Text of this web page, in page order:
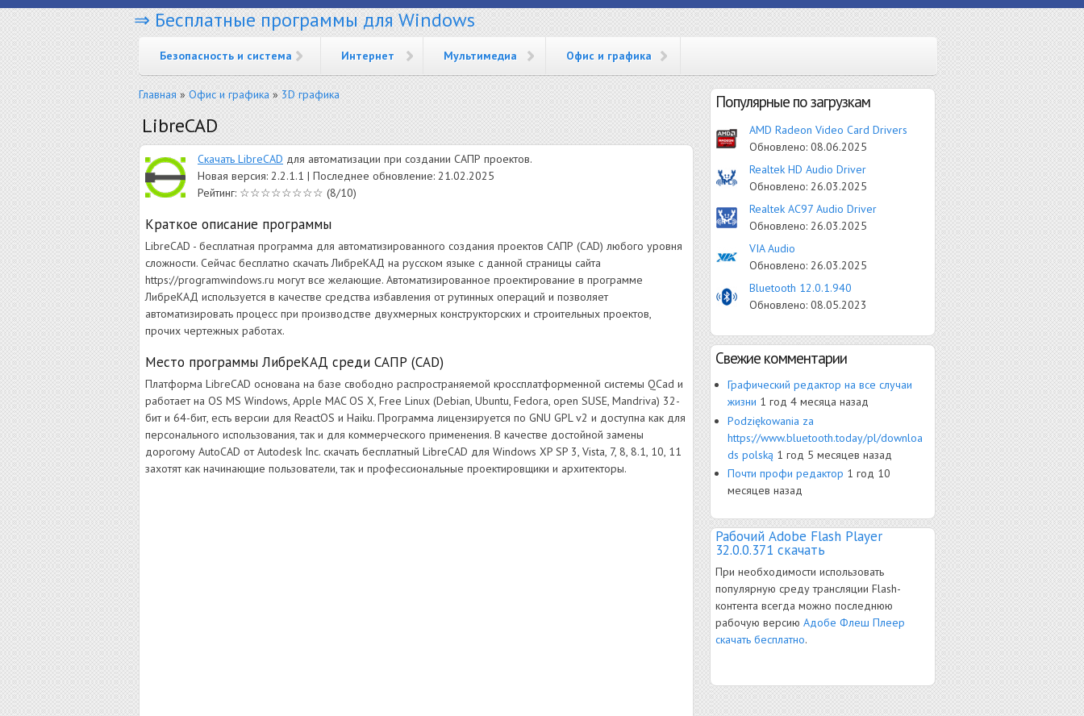
Перейти к основному содержанию⇒ Бесплатные программы для Windows
Безопасность и система Интернет Мультимедиа Офис и графика
Вы здесь
Главная »Офис и графика»3D графика
LibreCAD
Скачать LibreCAD для автоматизации при создании САПР проектов.
Новая версия: 2.2.1.1 | Последнее обновление: 21.02.2025
Рейтинг: ☆☆☆☆☆☆☆☆ (8/10)
Краткое описание программы
LibreCAD - бесплатная программа для автоматизированного создания проектов САПР (CAD) любого уровня
сложности. Сейчас бесплатно скачать ЛибреКАД на русском языке с данной страницы сайта
https://programwindows.ru могут все желающие. Автоматизированное проектирование в программе
ЛибреКАД используется в качестве средства избавления от рутинных операций и позволяет
автоматизировать процесс при производстве двухмерных конструкторских и строительных проектов,
прочих чертежных работах.
Место программы ЛибреКАД среди САПР (CAD)
Платформа LibreCAD основана на базе свободно распространяемой кроссплатформенной системы QCad и
работает на OS MS Windows, Apple MAC OS X, Free Linux (Debian, Ubuntu, Fedora, open SUSE, Mandriva) 32-
бит и 64-бит, есть версии для ReactOS и Haiku. Программа лицензируется по GNU GPL v2 и доступна как для
персонального использования, так и для коммерческого применения. В качестве достойной замены
дорогому AutoCAD от Autodesk Inc. скачать бесплатный LibreCAD для Windows XP SP 3, Vista, 7, 8, 8.1, 10, 11
захотят как начинающие пользователи, так и профессиональные проектировщики и архитекторы.
Популярные по загрузкам
AMD Radeon Video Card Drivers
Обновлено: 08.06.2025
Realtek HD Audio Driver
Обновлено: 26.03.2025
Realtek AC97 Audio Driver
Обновлено: 26.03.2025
VIA Audio
Обновлено: 26.03.2025
Bluetooth 12.0.1.940
Обновлено: 08.05.2023
Свежие комментарии
Графический редактор на все случаи
жизни 1 год 4 месяца назад
Рodziękowania za
https://www.bluetooth.today/pl/downloa
ds polską 1 год 5 месяцев назад
Почти профи редактор 1 год 10
месяцев назад
Рабочий Adobe Flash Player
32.0.0.371 скачать
При необходимости использовать
популярную среду трансляции Flash-
контента всегда можно последнюю
рабочую версию Адобе Флеш Плеер
скачать бесплатно.